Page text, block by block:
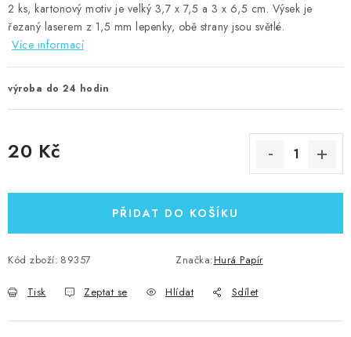
2 ks, kartonový motiv je velký 3,7 x 7,5 a 3 x 6,5 cm. Výsek je
řezaný laserem z 1,5 mm lepenky, obě strany jsou světlé.
Více informací
výroba do 24 hodin
20 Kč
PŘIDAT DO KOŠÍKU
Kód zboží: 89357 Značka:Hurá Papír
Tisk Zeptat se Hlídat Sdílet